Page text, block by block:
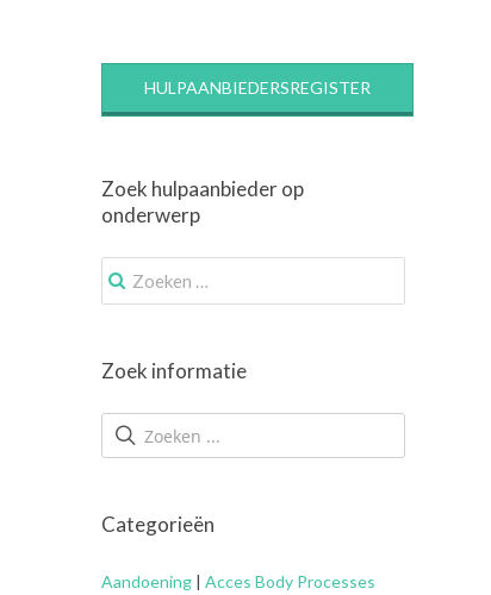
HULPAANBIEDERSREGISTER
Zoek hulpaanbieder op
onderwerp
Zoek
naar:
Zoek informatie
Categorieën
Aandoening | Acces Body Processes